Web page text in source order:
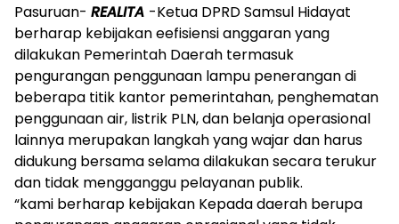
Pasuruan- REALITA -Ketua DPRD Samsul Hidayat
berharap kebijakan eefisiensi anggaran yang
dilakukan Pemerintah Daerah termasuk
pengurangan penggunaan lampu penerangan di
beberapa titik kantor pemerintahan, penghematan
penggunaan air, listrik PLN, dan belanja operasional
lainnya merupakan langkah yang wajar dan harus
didukung bersama selama dilakukan secara terukur
dan tidak mengganggu pelayanan publik.
“kami berharap kebijakan Kepada daerah berupa